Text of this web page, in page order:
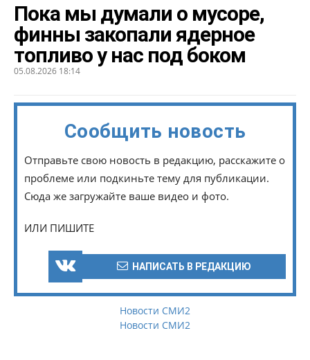
Пока мы думали о мусоре,
финны закопали ядерное
топливо у нас под боком
05.08.2026 18:14
Сообщить новость
Отправьте свою новость в редакцию, расскажите о
проблеме или подкиньте тему для публикации.
Сюда же загружайте ваше видео и фото.
ИЛИ ПИШИТЕ
НАПИСАТЬ В РЕДАКЦИЮ
Новости СМИ2
Новости СМИ2